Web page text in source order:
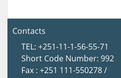
Contacts
TEL: +251-11-1-56-55-71
Short Code Number: 992
Fax : +251 111-550278 /